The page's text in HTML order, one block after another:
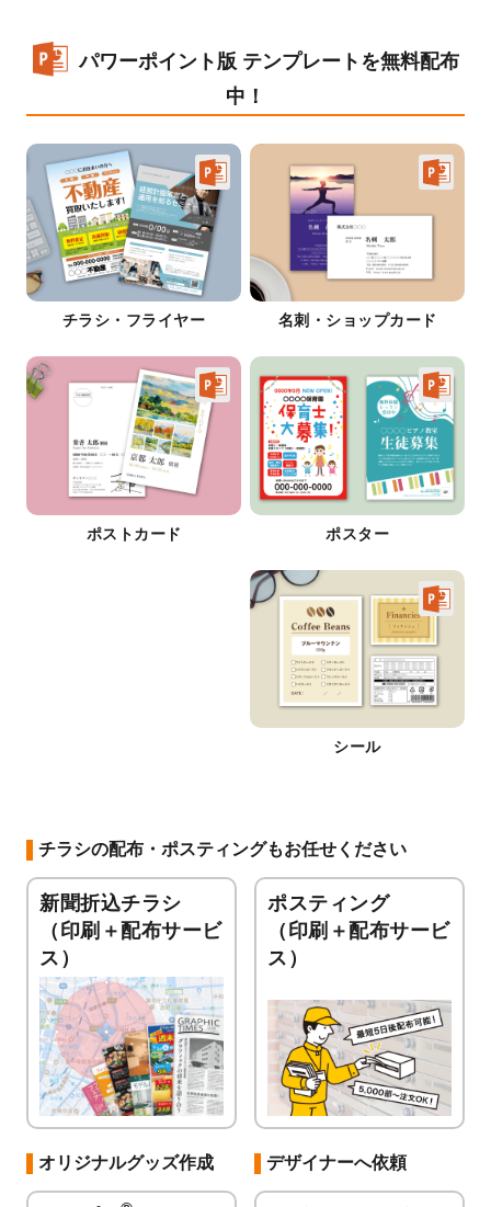
パワーポイント版 テンプレートを無料配布
中！
チラシ・フライヤー 名刺・ショップカード
ポストカード ポスター
シール
チラシの配布・ポスティングもお任せください
新聞折込チラシ
（印刷＋配布サービ
ス）
ポスティング
（印刷＋配布サービ
ス）
オリジナルグッズ作成 デザイナーへ依頼